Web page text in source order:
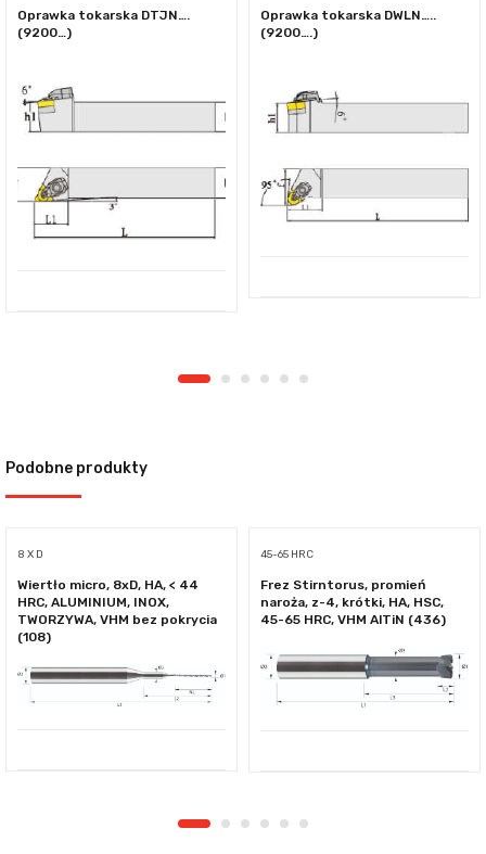
Oprawka tokarska DTJN….
(9200…)
Oprawka tokarska DWLN…..
(9200….)
Podobne produkty
8 X D
Wiertło micro, 8xD, HA, < 44
HRC, ALUMINIUM, INOX,
TWORZYWA, VHM bez pokrycia
(108)
45-65 HRC
Frez Stirntorus, promień
naroża, z-4, krótki, HA, HSC,
45-65 HRC, VHM AlTiN (436)